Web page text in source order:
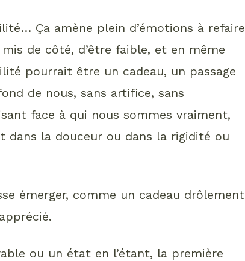
Ça amène plein d’émotions à refaire
de côté, d’être faible, et en même
pourrait être un cadeau, un passage
de nous, sans artifice, sans
face à qui nous sommes vraiment,
dans la douceur ou dans la rigidité ou
émerger, comme un cadeau drôlement
ou un état en l’étant, la première